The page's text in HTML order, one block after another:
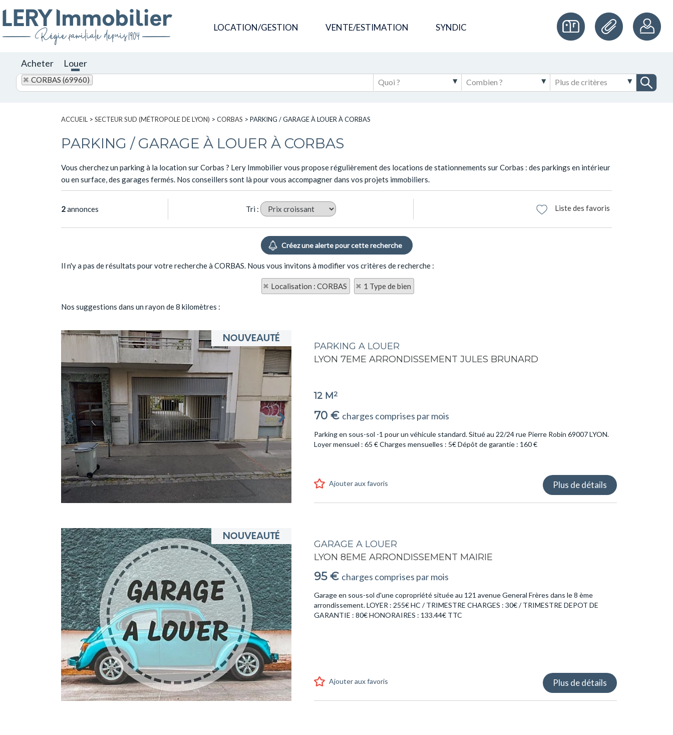
LOCATION/GESTION VENTE/ESTIMATION SYNDIC
Acheter Louer
CORBAS (69960)
ACCUEIL > SECTEUR SUD (MÉTROPOLE DE LYON) > CORBAS > PARKING / GARAGE À LOUER À CORBAS
PARKING / GARAGE À LOUER À CORBAS
Vous cherchez un parking à la location sur Corbas ? Lery Immobilier vous propose régulièrement des locations de stationnements sur Corbas : des parkings en intérieur
ou en surface, des garages fermés. Nos conseillers sont là pour vous accompagner dans vos projets immobiliers.
2annonces Tri : Liste des favoris
Il n'y a pas de résultats pour votre recherche à CORBAS. Nous vous invitons à modifier vos critères de recherche :
Localisation : CORBAS 1 Type de bien
Nos suggestions dans un rayon de 8 kilomètres :
PARKING A LOUER
LYON 7EME ARRONDISSEMENT JULES BRUNARD
12 M2
70 € charges comprises par mois
Parking en sous-sol -1 pour un véhicule standard. Situé au 22/24 rue Pierre Robin 69007 LYON.
Loyer mensuel : 65 € Charges mensuelles : 5€ Dépôt de garantie : 160 €
Ajouter aux favoris Plus de détails
GARAGE A LOUER
LYON 8EME ARRONDISSEMENT MAIRIE
95 € charges comprises par mois
Garage en sous-sol d'une copropriété située au 121 avenue General Frères dans le 8 ème
arrondissement. LOYER : 255€ HC / TRIMESTRE CHARGES : 30€ / TRIMESTRE DEPOT DE
GARANTIE : 80€ HONORAIRES : 133.44€ TTC
Ajouter aux favoris Plus de détails